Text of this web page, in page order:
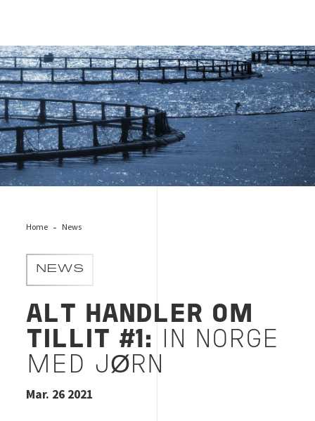
Alt handler om tillit, Bureau Veritas
Home News
NEWS
ALT HANDLER OM
TILLIT #1:
IN NORGE
MED JØRN
Mar. 26 2021